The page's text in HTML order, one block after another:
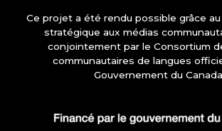
Ce projet a été rendu possible grâce au
stratégique aux médias
conjointement par le Consortium
communautaires de langues
Gouvernement du